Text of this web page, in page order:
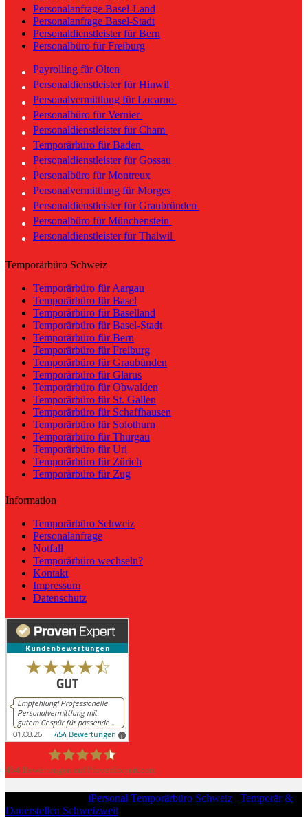
Personalanfrage Basel-Land
Personalanfrage Basel-Stadt
Personaldienstleister für Bern
Personalbüro für Freiburg
Payrolling für Olten
Personaldienstleister für Hinwil
Personalvermittlung für Locarno
Personalbüro für Vernier
Personaldienstleister für Cham
Temporärbüro für Baden
Personaldienstleister für Gossau
Personalbüro für Montreux
Personalvermittlung für Morges
Personaldienstleister für Graubründen
Personalbüro für Münchenstein
Personaldienstleister für Thalwil
Temporärbüro Schweiz
Temporärbüro für Aargau
Temporärbüro für Basel
Temporärbüro für Baselland
Temporärbüro für Basel-Stadt
Temporärbüro für Bern
Temporärbüro für Freiburg
Temporärbüro für Graubünden
Temporärbüro für Glarus
Temporärbüro für Obwalden
Temporärbüro für St. Gallen
Temporärbüro für Schaffhausen
Temporärbüro für Solothurn
Temporärbüro für Thurgau
Temporärbüro für Uri
Temporärbüro für Zürich
Temporärbüro für Zug
Information
Temporärbüro Schweiz
Personalanfrage
Notfall
Temporärbüro wechseln?
Kontakt
Impressum
Datenschutz
454 Bewertungen auf ProvenExpert.com
iPersonal Temporärbüro Schweiz | Temporär &
Dauerstellen Schweizweit